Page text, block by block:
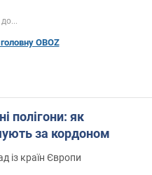
OBOZ
полігони: як
за кордоном
із країн Європи